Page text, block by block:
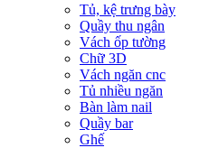
Tủ, kệ trưng bày
Quầy thu ngân
Vách ốp tường
Chữ 3D
Vách ngăn cnc
Tủ nhiều ngăn
Bàn làm nail
Quầy bar
Ghế